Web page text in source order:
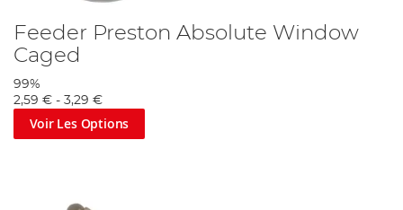
Feeder Preston Absolute Window
Caged
99%
2,59 € - 3,29 €
Voir Les Options